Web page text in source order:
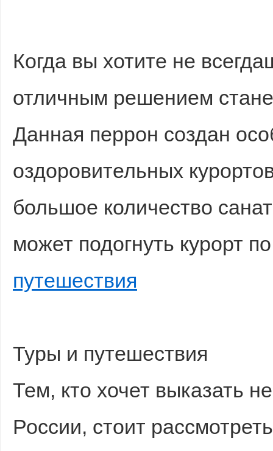
Когда вы хотите не
отличным решением
Данная перрон создан
оздоровительных
большое количество
может подогнуть курорт
путешествия
Туры и путешествия
Тем, кто хочет выказать
России, стоит